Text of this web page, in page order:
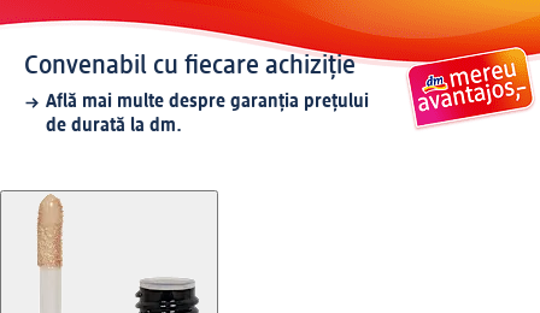
Convenabil cu fiecare achiziție
Află mai multe despre garanția prețului
de durată la dm.